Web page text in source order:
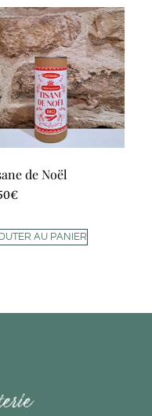
de Noël
€
AU PANIER